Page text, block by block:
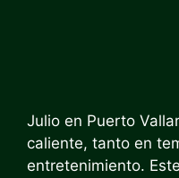
Julio en Puerto
caliente, tanto en
entretenimiento.